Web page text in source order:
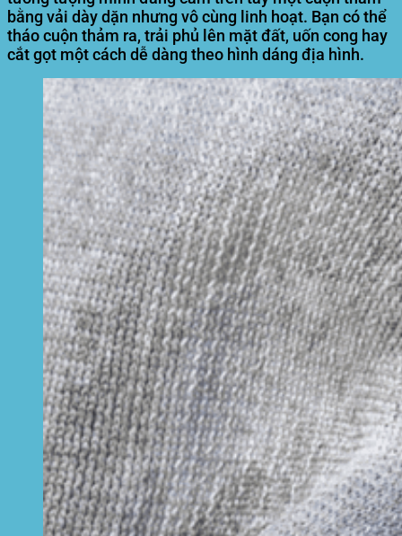
bằng vải dày dặn nhưng vô cùng linh hoạt. Bạn có thể
tháo cuộn thảm ra, trải phủ lên mặt đất, uốn cong hay
cắt gọt một cách dễ dàng theo hình dáng địa hình.